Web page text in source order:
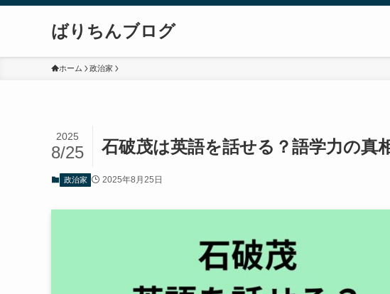
ばりちんブログ
ホーム 政治家
石破茂は英語を話せる？語学力の真
2025
8/25
政治家 2025年8月25日